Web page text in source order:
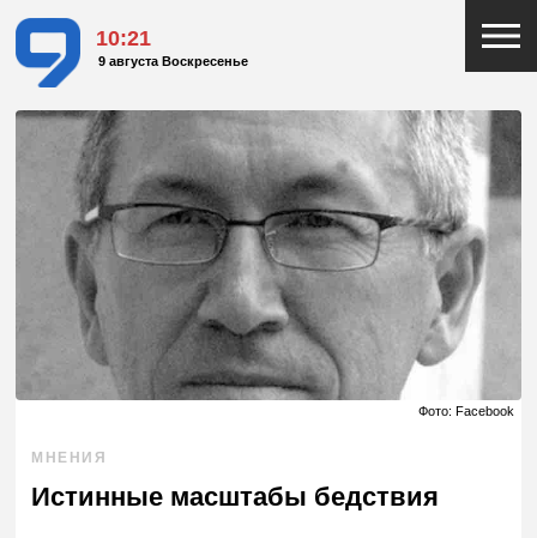
10:21
9 августа Воскресенье
Фото: Facebook
МНЕНИЯ
Истинные масштабы бедствия